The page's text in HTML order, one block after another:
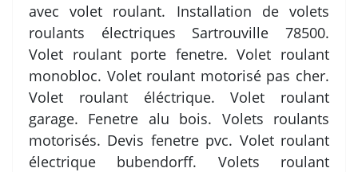
avec volet roulant. Installation de volets
roulants électriques Sartrouville 78500.
Volet roulant porte fenetre. Volet roulant
monobloc. Volet roulant motorisé pas cher.
Volet roulant éléctrique. Volet roulant
garage. Fenetre alu bois. Volets roulants
motorisés. Devis fenetre pvc. Volet roulant
électrique bubendorff. Volets roulant